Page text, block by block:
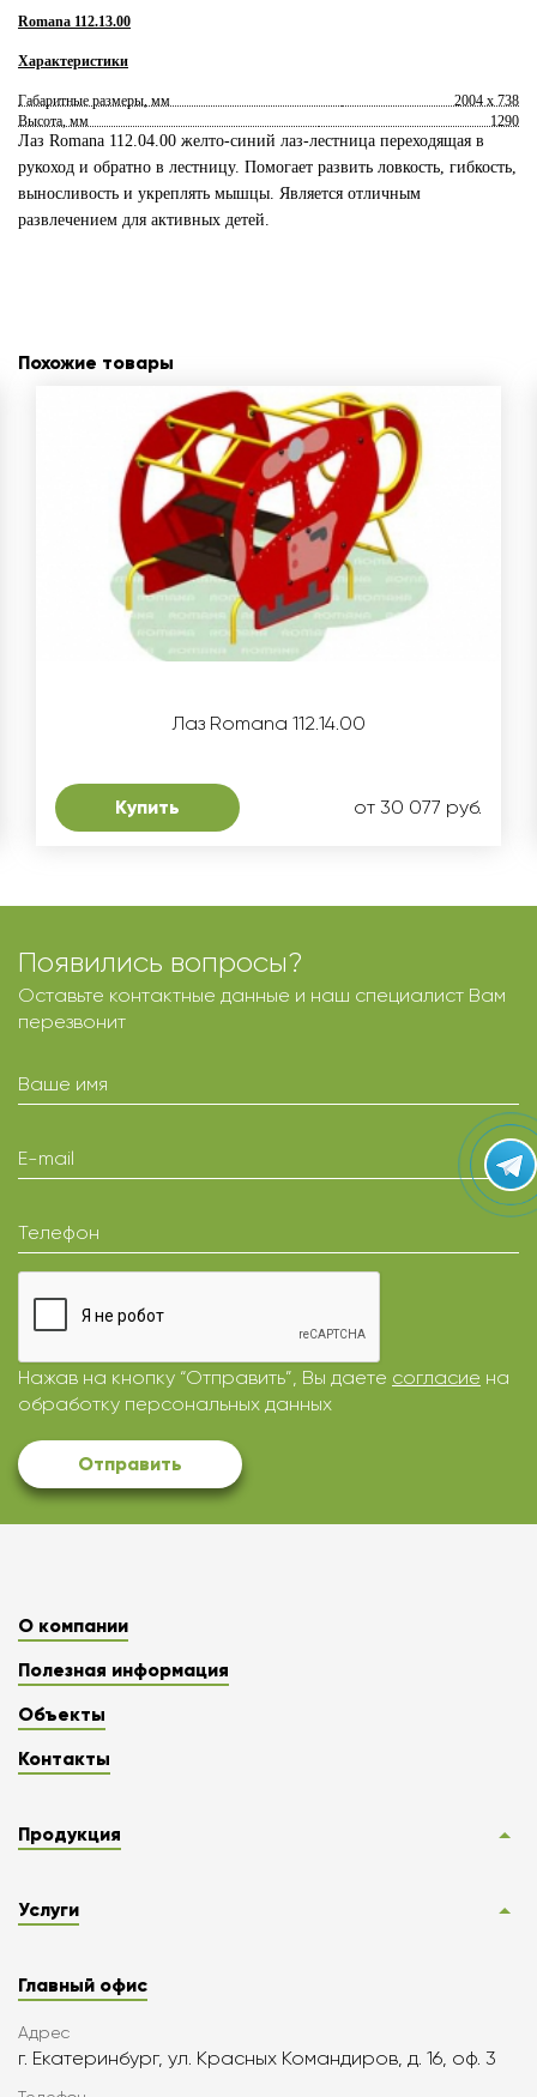
Romana 112.13.00
Характеристики
Габаритные размеры, мм
2004 х 738
Высота, мм
1290
Лаз Romana 112.04.00 желто-синий лаз-лестница переходящая в
рукоход и обратно в лестницу. Помогает развить ловкость, гибкость,
выносливость и укреплять мышцы. Является отличным
развлечением для активных детей.
Похожие товары
Лаз Romana 112.14.00
Купить от 30 077 руб.
Появились вопросы?
Оставьте контактные данные и наш специалист Вам
перезвонит
Ваше имя
E-mail
Телефон
Нажав на кнопку “Отправить”, Вы даете согласие на
обработку персональных данных
Отправить
О компании
Полезная информация
Объекты
Контакты
Продукция
Услуги
Главный офис
Адрес
г. Екатеринбург, ул. Красных Командиров, д. 16, оф. 3